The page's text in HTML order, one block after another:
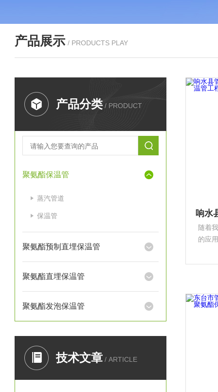
产品展示 / PRODUCTS PLAY
产品分类 / PRODUCT
聚氨酯保温管
蒸汽管道
保温管
聚氨酯预制直埋保温管
聚氨酯直埋保温管
聚氨酯发泡保温管
技术文章 / ARTICLE
随着
的应
为工